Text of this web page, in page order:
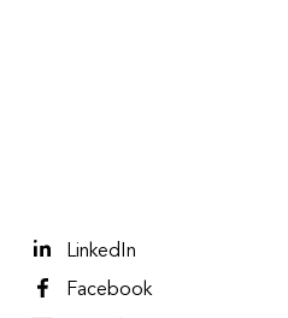
LinkedIn
Facebook